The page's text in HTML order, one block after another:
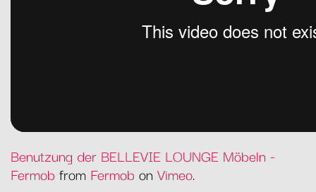
Benutzung der BELLEVIE LOUNGE Möbeln -
Fermob from Fermob on Vimeo.